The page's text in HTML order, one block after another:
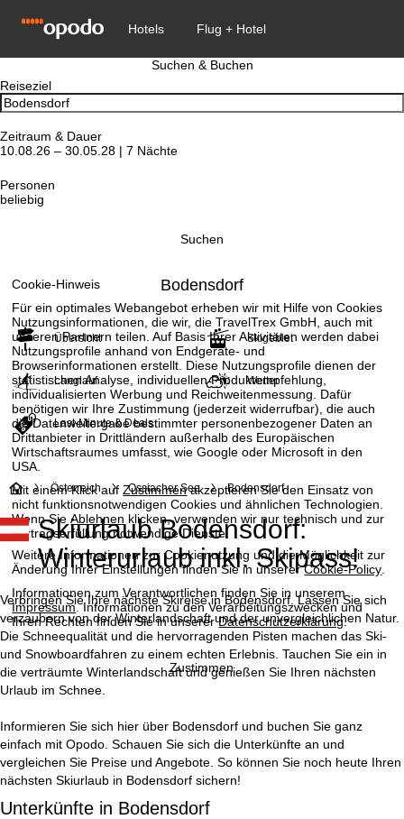
Cookie-Hinweis
Für ein optimales Webangebot erheben wir mit Hilfe von Cookies
Nutzungsinformationen, die wir, die TravelTrex GmbH, auch mit
unseren Partnern teilen. Auf Basis Ihrer Aktivitäten werden dabei
Nutzungsprofile anhand von Endgeräte- und
Browserinformationen erstellt. Diese Nutzungsprofile dienen der
statistischen Analyse, individuellen Produktempfehlung,
individualisierten Werbung und Reichweitenmessung. Dafür
benötigen wir Ihre Zustimmung (jederzeit widerrufbar), die auch
die Datenweitergabe bestimmter personenbezogener Daten an
Drittanbieter in Drittländern außerhalb des Europäischen
Wirtschaftsraumes umfasst, wie Google oder Microsoft in den
USA.
Mit einem Klick aufZustimmenakzeptieren Sie den Einsatz von
nicht funktionsnotwendigen Cookies und ähnlichen Technologien.
Wenn SieAblehnen klicken, verwenden wir nur technisch und zur
Vertragserfüllung notwendige Dienste.
Weitere Informationen zur Cookienutzung und die Möglichkeit zur
Änderung Ihrer Einstellungen finden Sie in unsererCookie-Policy.
Informationen zum Verantwortlichen finden Sie in unserem
Impressum. Informationen zu den Verarbeitungszwecken und
Ihren Rechten finden Sie in unsererDatenschutzerklärung.
Zustimmen
Suchen & Buchen
Reiseziel
Zeitraum & Dauer
10.08.26 – 30.05.28 | 7 Nächte
Personen
beliebig
Suchen
Bodensdorf
Übersicht Skigebiet
Langlauf Wetter
Last-Minute & Deals
S
t
a
r
t
s
i
t
Österreich Ossiacher See Bodensdorf
Skiurlaub Bodensdorf:
Winterurlaub inkl. Skipass!
Verbringen Sie Ihre nächste Skireise in Bodensdorf. Lassen Sie sich
verzaubern von der Winterlandschaft und der unvergleichlichen Natur.
Die Schneequalität und die hervorragenden Pisten machen das Ski-
und Snowboardfahren zu einem echten Erlebnis. Tauchen Sie ein in
die verträumte Winterlandschaft und genießen Sie Ihren nächsten
Urlaub im Schnee.
Informieren Sie sich hier über Bodensdorf und buchen Sie ganz
einfach mit Opodo. Schauen Sie sich die Unterkünfte an und
vergleichen Sie Preise und Angebote. So können Sie noch heute Ihren
nächsten Skiurlaub in Bodensdorf sichern!
Unterkünfte in Bodensdorf